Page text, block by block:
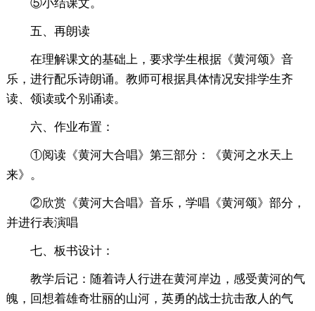
⑤小结课文。
五、再朗读
在理解课文的基础上，要求学生根据《黄河颂》音
乐，进行配乐诗朗诵。教师可根据具体情况安排学生齐
读、领读或个别诵读。
六、作业布置：
①阅读《黄河大合唱》第三部分：《黄河之水天上
来》。
②欣赏《黄河大合唱》音乐，学唱《黄河颂》部分，
并进行表演唱
七、板书设计：
教学后记：随着诗人行进在黄河岸边，感受黄河的气
魄，回想着雄奇壮丽的山河，英勇的战士抗击敌人的气